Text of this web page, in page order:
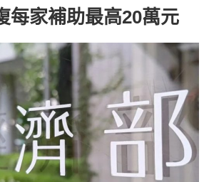
每家補助最高20萬元